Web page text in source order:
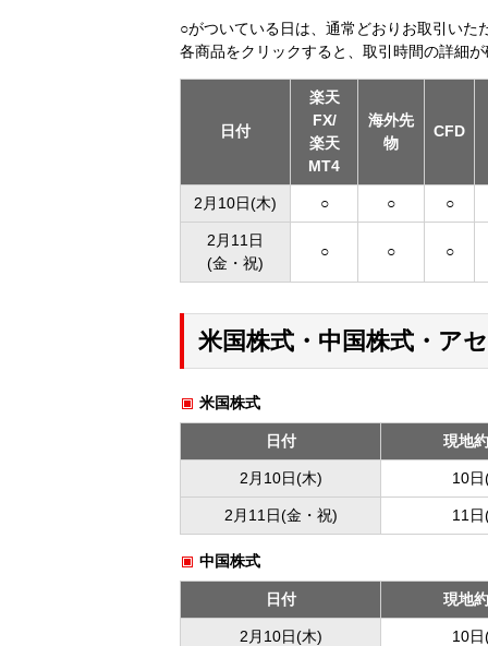
○がついている日は、通常どおりお取引いた
各商品をクリックすると、取引時間の詳細
日付
楽天
FX/
楽天
MT4
海外先
物
CFD
2月10日(木) ○ ○ ○
2月11日
(金・祝)
○ ○ ○
米国株式・中国株式・ア
米国株式
日付 現地
2月10日(木) 10
2月11日(金・祝) 11
中国株式
日付 現地
2月10日(木) 10